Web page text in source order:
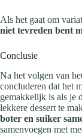
Als het gaat om
niet tevreden bent
Conclusie
Na het volgen van
concluderen dat het
gemakkelijk is als je
lekkere dessert te
boter en suiker
samenvoegen met